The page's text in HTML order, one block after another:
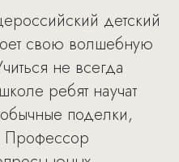
детский
свою волшебную
не всегда
ребят научат
поделки,
Профессор